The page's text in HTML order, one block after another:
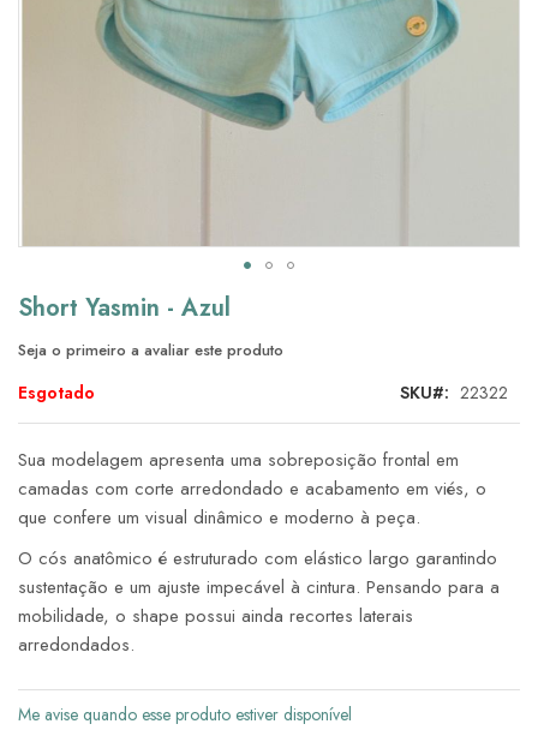
Short Yasmin - Azul
Seja o primeiro a avaliar este produto
Esgotado SKU 22322
Sua modelagem apresenta uma sobreposição frontal em
camadas com corte arredondado e acabamento em viés, o
que confere um visual dinâmico e moderno à peça.
O cós anatômico é estruturado com elástico largo garantindo
sustentação e um ajuste impecável à cintura. Pensando para a
mobilidade, o shape possui ainda recortes laterais
arredondados.
Me avise quando esse produto estiver disponível
Saltar
para
o
início
da
imagens